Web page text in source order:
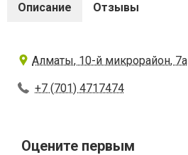
Описание Отзывы
Алматы, 10-й микрорайон, 7а
+7 (701) 4717474
Оцените первым